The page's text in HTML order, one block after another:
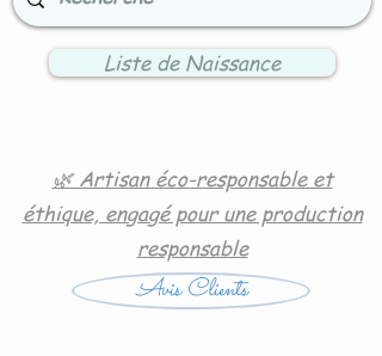
Liste de Naissance
🌿 Artisan éco-responsable et
éthique, engagé pour une production
responsable
Avis Clients